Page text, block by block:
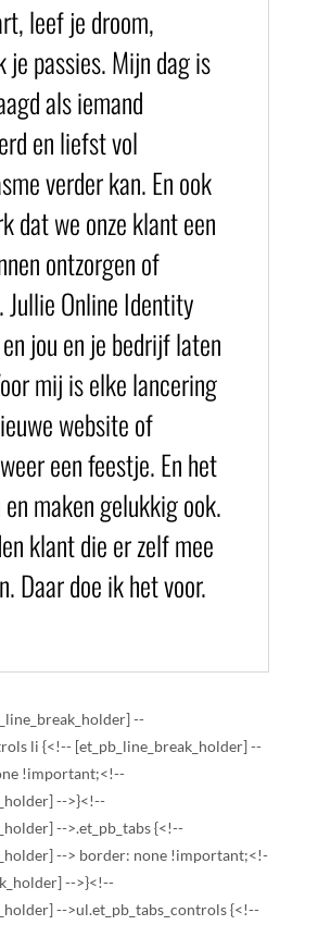
leef je droom,
je passies. Mijn dag is
als iemand
en liefst vol
verder kan. En ook
dat we onze klant een
ontzorgen of
Jullie Online Identity
jou en je bedrijf laten
mij is elke lancering
website of
een feestje. En het
maken gelukkig ook.
klant die er zelf mee
Daar doe ik het voor.
--
li {<!-- [et_pb_line_break_holder] --
!important;<!--
-->}<!--
-->.et_pb_tabs {<!--
--> border: none !important;<!-
-->}<!--
-->ul.et_pb_tabs_controls {<!--